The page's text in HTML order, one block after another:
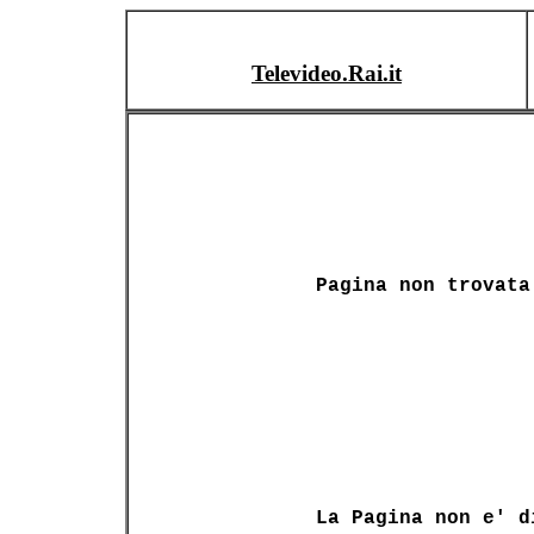
Televideo.Rai.it
Pagina non trovata
La Pagina non e'